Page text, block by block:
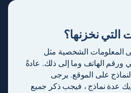
التي نخزنها؟
المعلومات الشخصية مثل
ورقم الهاتف وما إلى ذلك. عادةً
على الموقع. يرجى
عدة نماذج ، فيجب ذكر جميع